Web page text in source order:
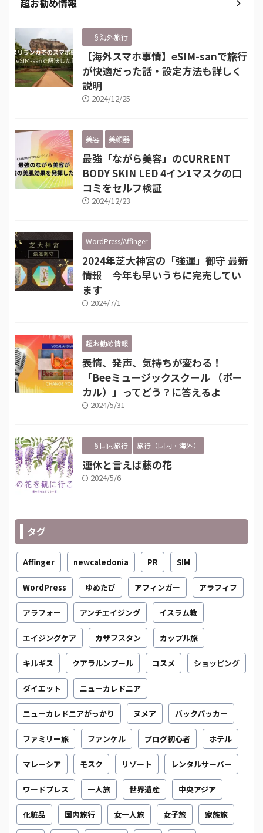
超お勧め情報
§海外旅行
【海外スマホ事情】eSIM-sanで旅行
が快適だった話・設定方法も詳しく
説明
2024/12/25
美容 美顔器
最強「ながら美容」のCURRENT
BODY SKIN LED 4イン1マスクの口
コミをセルフ検証
2024/12/23
WordPress/Affinger
2024年芝大神宮の「強運」御守 最新
情報 今年も早いうちに完売してい
ます
2024/7/1
超お勧め情報
表情、発声、気持ちが変わる！
「Beeミュージックスクール （ボー
カル）」ってどう？に答えるよ
2024/5/31
§国内旅行 旅行（国内・海外）
連休と言えば藤の花
2024/5/6
タグ
Affinger newcaledonia PR SIM
WordPress ゆめたび アフィンガー アラフィフ
アラフォー アンチエイジング イスラム教
エイジングケア カザフスタン カップル旅
キルギス クアラルンプール コスメ ショッピング
ダイエット ニューカレドニア
ニューカレドニアがっかり ヌメア バックパッカー
ファミリー旅 ファンケル ブログ初心者 ホテル
マレーシア モスク リゾート レンタルサーバー
ワードプレス 一人旅 世界遺産 中央アジア
化粧品 国内旅行 女一人旅 女子旅 家族旅